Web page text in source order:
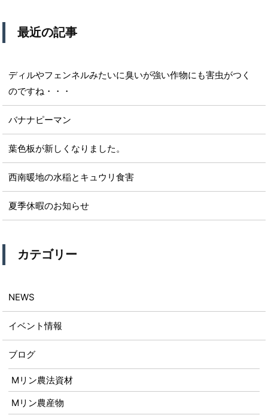
最近の記事
ディルやフェンネルみたいに臭いが強い作物にも害虫がつく
のですね・・・
バナナピーマン
葉色板が新しくなりました。
西南暖地の水稲とキュウリ食害
夏季休暇のお知らせ
カテゴリー
NEWS
イベント情報
ブログ
Mリン農法資材
Mリン農産物